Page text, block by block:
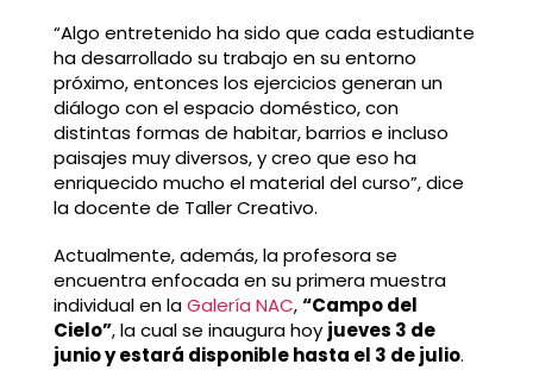
“Algo entretenido ha sido que cada estudiante
ha desarrollado su trabajo en su entorno
próximo, entonces los ejercicios generan un
diálogo con el espacio doméstico, con
distintas formas de habitar, barrios e incluso
paisajes muy diversos, y creo que eso ha
enriquecido mucho el material del curso”, dice
la docente de Taller Creativo.
Actualmente, además, la profesora se
encuentra enfocada en su primera muestra
individual en laGalería NAC,“Campo del
Cielo”, la cual se inaugura hoy jueves 3 de
junio y estará disponible hasta el 3 de julio.